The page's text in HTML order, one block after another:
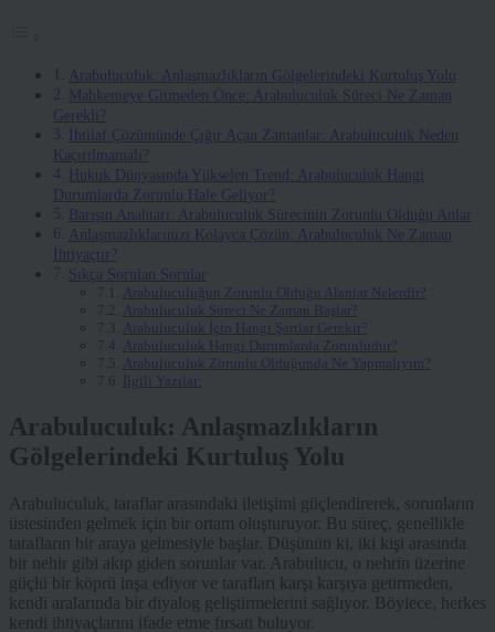
Arabuluculuk: Anlaşmazlıkların Gölgelerindeki Kurtuluş Yolu
Mahkemeye Gitmeden Önce: Arabuluculuk Süreci Ne Zaman
Gerekli?
İhtilaf Çözümünde Çığır Açan Zamanlar: Arabuluculuk Neden
Kaçırılmamalı?
Hukuk Dünyasında Yükselen Trend: Arabuluculuk Hangi
Durumlarda Zorunlu Hale Geliyor?
Barışın Anahtarı: Arabuluculuk Sürecinin Zorunlu Olduğu Anlar
Anlaşmazlıklarınızı Kolayca Çözün: Arabuluculuk Ne Zaman
İhtiyaçtır?
Sıkça Sorulan Sorular
Arabuluculuğun Zorunlu Olduğu Alanlar Nelerdir?
Arabuluculuk Süreci Ne Zaman Başlar?
Arabuluculuk İçin Hangi Şartlar Gerekir?
Arabuluculuk Hangi Durumlarda Zorunludur?
Arabuluculuk Zorunlu Olduğunda Ne Yapmalıyım?
İlgili Yazılar:
Arabuluculuk: Anlaşmazlıkların
Gölgelerindeki Kurtuluş Yolu
Arabuluculuk, taraflar arasındaki iletişimi güçlendirerek, sorunların
üstesinden gelmek için bir ortam oluşturuyor. Bu süreç, genellikle
tarafların bir araya gelmesiyle başlar. Düşünün ki, iki kişi arasında
bir nehir gibi akıp giden sorunlar var. Arabulucu, o nehrin üzerine
güçlü bir köprü inşa ediyor ve tarafları karşı karşıya getirmeden,
kendi aralarında bir diyalog geliştirmelerini sağlıyor. Böylece, herkes
kendi ihtiyaçlarını ifade etme fırsatı buluyor.